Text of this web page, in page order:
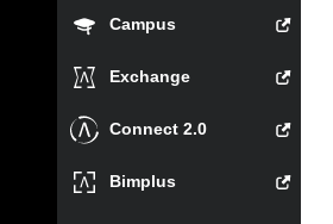
Campus
Exchange
Connect 2.0
Bimplus